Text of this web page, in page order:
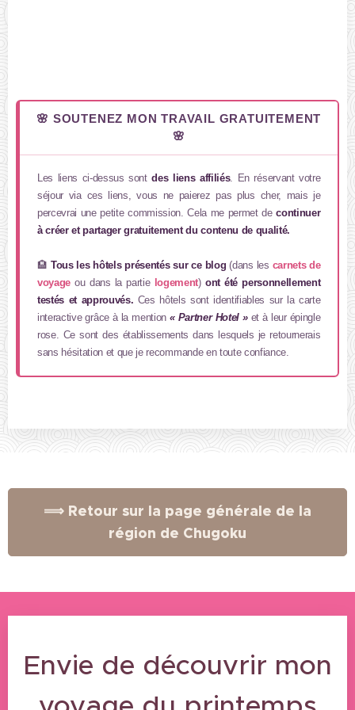
🌸 SOUTENEZ MON TRAVAIL GRATUITEMENT
🌸
Les liens ci-dessus sontdes liens affiliés. En réservant votre
séjour via ces liens, vous ne paierez pas plus cher, mais je
percevrai une petite commission. Cela me permet decontinuer
à créer et partager gratuitement du contenu de qualité.
🏨 Tous les hôtels présentés sur ce blog (dans les carnets de
voyage ou dans la partie logement) ont été personnellement
testés et approuvés. Ces hôtels sont identifiables sur la carte
interactive grâce à la mention « Partner Hotel »et à leur épingle
rose. Ce sont des établissements dans lesquels je retournerais
sans hésitation et que je recommande en toute confiance.
⟹ Retour sur la page générale de la
région de Chugoku
Envie de découvrir mon